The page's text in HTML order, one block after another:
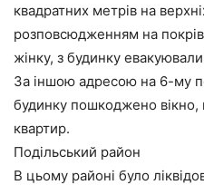
квадратних метрів на
розповсюдженням на
жінку, з будинку
За іншою адресою на 6-му
будинку пошкоджено вікно,
квартир.
Подільський район
В цьому районі було